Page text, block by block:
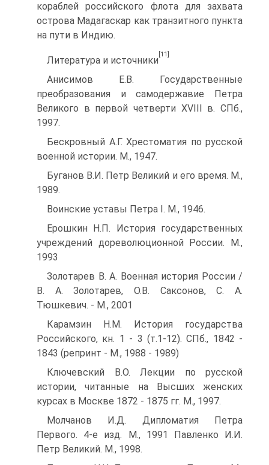
кораблей российского флота для захвата
острова Ма­дагаскар как транзитного пункта
на пути в Индию.
Литература и источники
[11]
Анисимов Е.В. Государственные
преобразования и самодер­жавие Петра
Великого в первой четверти XVIII в. СПб.,
1997.
Бескровный А.Г. Хрестоматия по русской
военной истории. М., 1947.
Буганов В.И. Петр Великий и его время. М.,
1989.
Воинские уставы Петра I. М., 1946.
Ерошкин Н.П. История государственных
учреждений доре­волюционной России. М.,
1993
Золотарев В. А. Военная история России /
В. А. Золотарев, О.В. Саксонов, С. А.
Тюшкевич. - М., 2001
Карамзин Н.М. История государства
Российского, кн. 1 - 3 (т.1-12). СПб., 1842 -
1843 (репринт - М., 1988 - 1989)
Ключевский В.О. Лекции по русской
истории, читанные на Высших женских
курсах в Москве 1872 - 1875 гг. М., 1997.
Молчанов И.Д. Дипломатия Петра
Первого. 4-е изд. М., 1991 Павленко И.И.
Петр Великий. М., 1998.